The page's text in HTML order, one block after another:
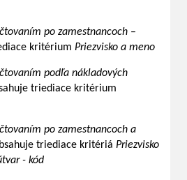
po zamestnancoch –
kritérium Priezvisko a meno
podľa nákladových
triediace kritérium
po zamestnancoch a
triediace kritériá Priezvisko
- kód